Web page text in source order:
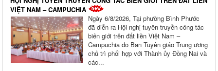
VIỆT NAM – CAMPUCHIA
Ngày 6/8/2026, Tại phường Bình Phước
đã diễn ra Hội nghị tuyên truyền công tác
biên giới trên đất liền Việt Nam –
Campuchia do Ban Tuyên giáo Trung ương
chủ trì phối hợp với Thành ủy Đồng Nai và
các...